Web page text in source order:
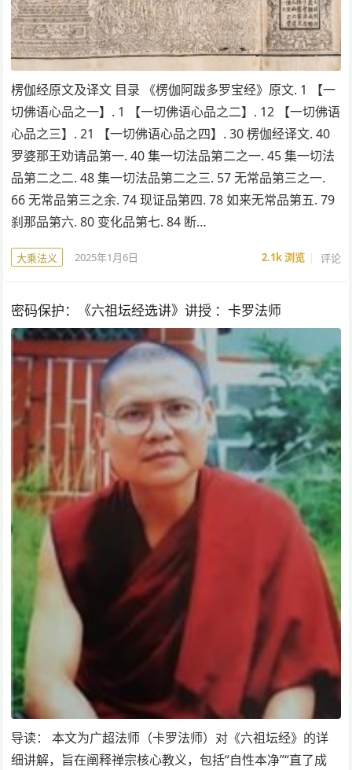
楞伽经原文及译文 目录 《楞伽阿跋多罗宝经》原文. 1 【一
切佛语心品之一】. 1 【一切佛语心品之二】. 12 【一切佛语
心品之三】. 21 【一切佛语心品之四】. 30 楞伽经译文. 40
罗婆那王劝请品第一. 40 集一切法品第二之一. 45 集一切法
品第二之二. 48 集一切法品第二之三. 57 无常品第三之一.
66 无常品第三之余. 74 现证品第四. 78 如来无常品第五. 79
刹那品第六. 80 变化品第七. 84 断…
大乘法义 2025年1月6日 2.1k浏览 评论
密码保护：《六祖坛经选讲》讲授 ：卡罗法师
导读： 本文为广超法师（卡罗法师）对《六祖坛经》的详
细讲解，旨在阐释禅宗核心教义，包括“自性本净”“直了成